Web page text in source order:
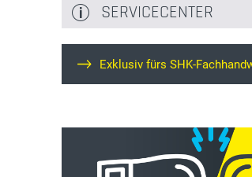
SERVICECENTER
Exklusiv fürs SHK-